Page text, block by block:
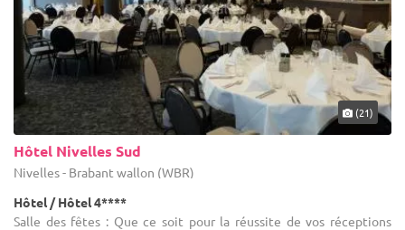
(21)
Hôtel Nivelles Sud
Nivelles - Brabant wallon (WBR)
Hôtel / Hôtel 4****
Salle des fêtes : Que ce soit pour la réussite de vos réceptions